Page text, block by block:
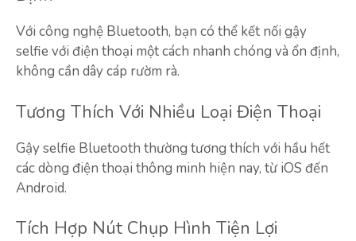
Với công nghệ Bluetooth, bạn có thể kết nối gậy
selfie với điện thoại một cách nhanh chóng và ổn định,
không cần dây cáp rườm rà.
Tương Thích Với Nhiều Loại Điện Thoại
Gậy selfie Bluetooth thường tương thích với hầu hết
các dòng điện thoại thông minh hiện nay, từ iOS đến
Android.
Tích Hợp Nút Chụp Hình Tiện Lợi